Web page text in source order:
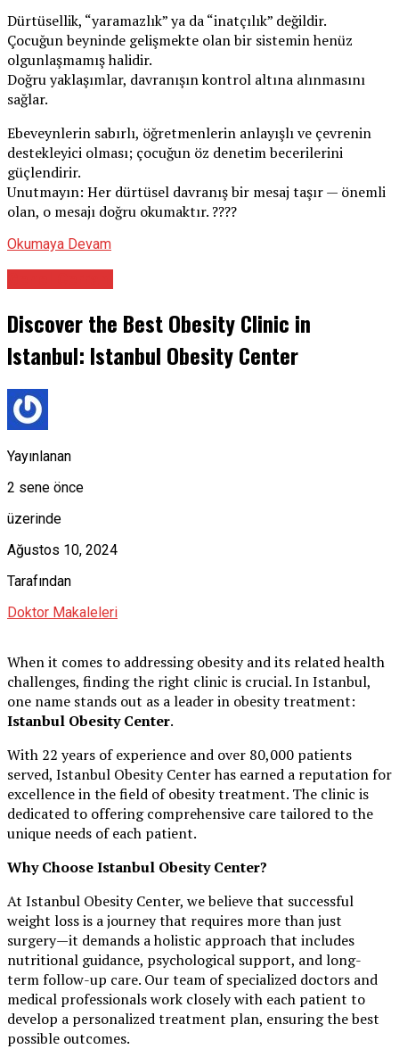
Dürtüsellik, “yaramazlık” ya da “inatçılık” değildir.
Çocuğun beyninde gelişmekte olan bir sistemin henüz
olgunlaşmamış halidir.
Doğru yaklaşımlar, davranışın kontrol altına alınmasını
sağlar.
Ebeveynlerin sabırlı, öğretmenlerin anlayışlı ve çevrenin
destekleyici olması; çocuğun öz denetim becerilerini
güçlendirir.
Unutmayın: Her dürtüsel davranış bir mesaj taşır — önemli
olan, o mesajı doğru okumaktır. ????
Okumaya Devam
Discover the Best Obesity Clinic in
Istanbul: Istanbul Obesity Center
Yayınlanan
2 sene önce
üzerinde
Ağustos 10, 2024
Tarafından
Doktor Makaleleri
When it comes to addressing obesity and its related health
challenges, finding the right clinic is crucial. In Istanbul,
one name stands out as a leader in obesity treatment:
Istanbul Obesity Center.
With 22 years of experience and over 80,000 patients
served, Istanbul Obesity Center has earned a reputation for
excellence in the field of obesity treatment. The clinic is
dedicated to offering comprehensive care tailored to the
unique needs of each patient.
Why Choose Istanbul Obesity Center?
At Istanbul Obesity Center, we believe that successful
weight loss is a journey that requires more than just
surgery—it demands a holistic approach that includes
nutritional guidance, psychological support, and long-
term follow-up care. Our team of specialized doctors and
medical professionals work closely with each patient to
develop a personalized treatment plan, ensuring the best
possible outcomes.